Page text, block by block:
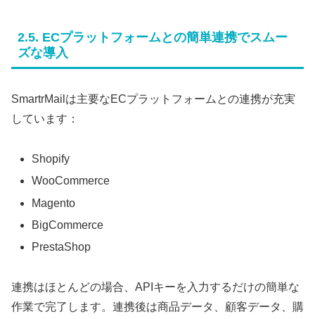
2.5. ECプラットフォームとの簡単連携でスムー
ズな導入
SmartrMailは主要なECプラットフォームとの連携が充実
しています：
Shopify
WooCommerce
Magento
BigCommerce
PrestaShop
連携はほとんどの場合、APIキーを入力するだけの簡単な
作業で完了します。連携後は商品データ、顧客データ、購